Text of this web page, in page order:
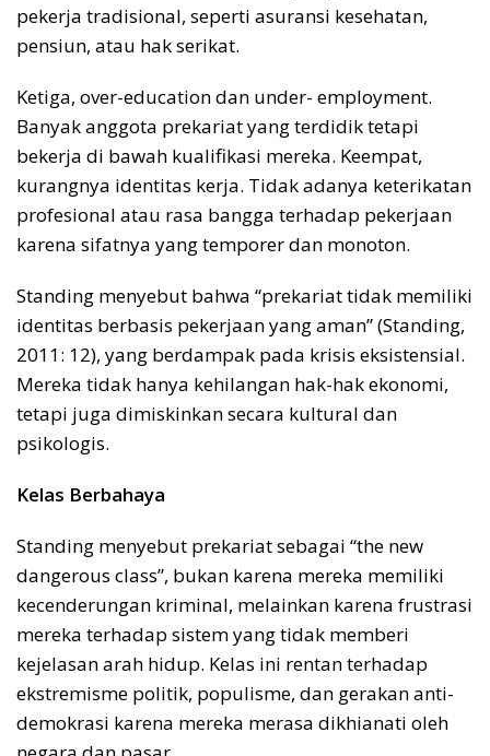
pekerja tradisional, seperti asuransi kesehatan,
pensiun, atau hak serikat.
Ketiga, over-education dan under- employment.
Banyak anggota prekariat yang terdidik tetapi
bekerja di bawah kualifikasi mereka. Keempat,
kurangnya identitas kerja. Tidak adanya keterikatan
profesional atau rasa bangga terhadap pekerjaan
karena sifatnya yang temporer dan monoton.
Standing menyebut bahwa “prekariat tidak memiliki
identitas berbasis pekerjaan yang aman” (Standing,
2011: 12), yang berdampak pada krisis eksistensial.
Mereka tidak hanya kehilangan hak-hak ekonomi,
tetapi juga dimiskinkan secara kultural dan
psikologis.
Kelas Berbahaya
Standing menyebut prekariat sebagai “the new
dangerous class”, bukan karena mereka memiliki
kecenderungan kriminal, melainkan karena frustrasi
mereka terhadap sistem yang tidak memberi
kejelasan arah hidup. Kelas ini rentan terhadap
ekstremisme politik, populisme, dan gerakan anti-
demokrasi karena mereka merasa dikhianati oleh